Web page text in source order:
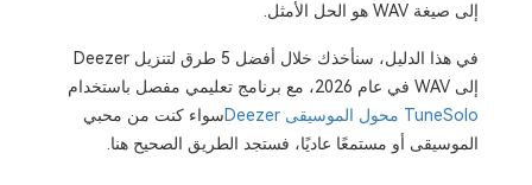
إلى صيغة WAV هو الحل الأمثل.
في هذا الدليل، سنأخذك خلال أفضل 5 طرق لتنزيل Deezer
إلى WAV في عام 2026، مع برنامج تعليمي مفصل باستخدام
TuneSolo محول الموسيقى Deezer
سواء كنت من محبي
الموسيقى أو مستمعًا عاديًا، فستجد الطريق الصحيح هنا.